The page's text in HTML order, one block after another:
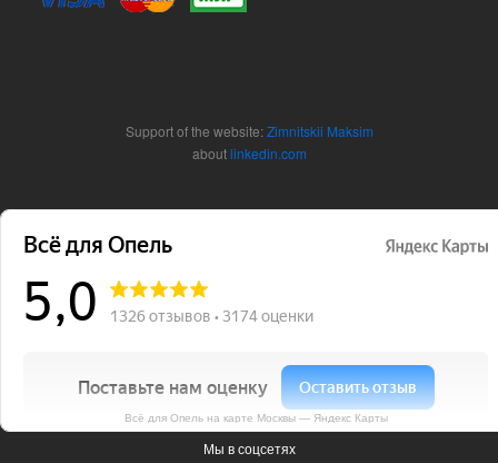
Support of the website:Zimnitskii Maksim
aboutlinkedin.com
Всё для Опель на карте Москвы — Яндекс Карты
Мы в соцсетях